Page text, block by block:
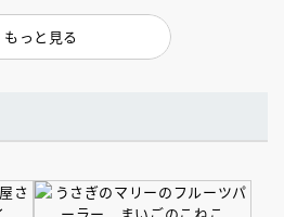
もっと見る